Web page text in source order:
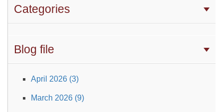
Categories
Blog file
April 2026 (3)
March 2026 (9)